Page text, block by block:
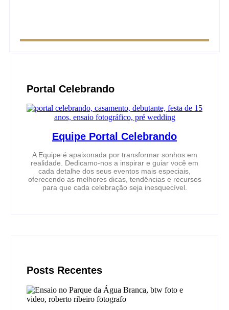
Portal Celebrando
Equipe Portal Celebrando
A Equipe é apaixonada por transformar sonhos em
realidade. Dedicamo-nos a inspirar e guiar você em
cada detalhe dos seus eventos mais especiais,
oferecendo as melhores dicas, tendências e recursos
para que cada celebração seja inesquecível.
Posts Recentes